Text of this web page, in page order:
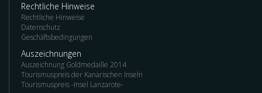
Rechtliche Hinweise
Rechtliche Hinweise
Datenschutz
Geschäftsbedingungen
Auszeichnungen
Auszeichnung Goldmedaille 2014
Tourismuspreis der Kanarischen Inseln
Tourismuspreis -Insel Lanzarote-